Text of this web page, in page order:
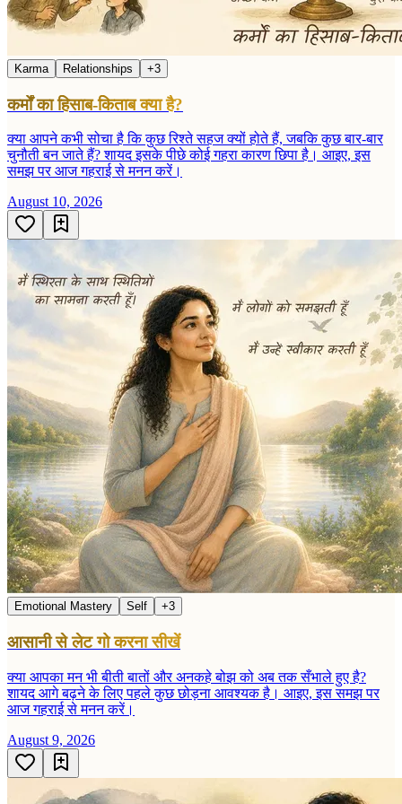
Karma Relationships +3
कर्मों का हिसाब-किताब क्या है?
क्या आपने कभी सोचा है कि कुछ रिश्ते सहज क्यों होते हैं, जबकि कुछ बार-बार
चुनौती बन जाते हैं? शायद इसके पीछे कोई गहरा कारण छिपा है। आइए, इस
समझ पर आज गहराई से मनन करें।
August 10, 2026
Emotional Mastery Self +3
आसानी से लेट गो करना सीखें
क्या आपका मन भी बीती बातों और अनकहे बोझ को अब तक सँभाले हुए है?
शायद आगे बढ़ने के लिए पहले कुछ छोड़ना आवश्यक है। आइए, इस समझ पर
आज गहराई से मनन करें।
August 9, 2026